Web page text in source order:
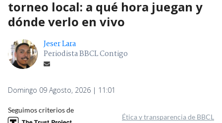
torneo local: a qué hora juegan y
dónde verlo en vivo
Jeser Lara
Periodista BBCL Contigo
Domingo 09 Agosto, 2026 | 11:01
Seguimos criterios de
Ética y transparencia de BBCL